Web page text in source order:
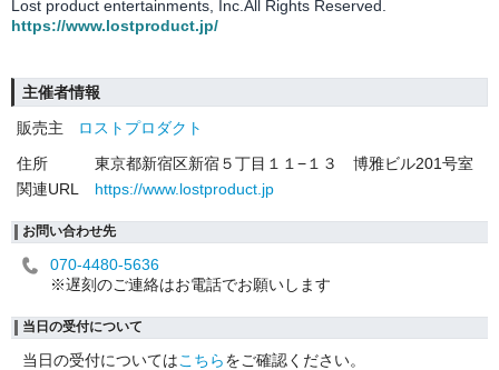
Lost product entertainments, Inc.All Rights Reserved.
https://www.lostproduct.jp/
主催者情報
販売主
ロストプロダクト
住所
東京都新宿区新宿５丁目１１−１３ 博雅ビル201号室
関連URL
https://www.lostproduct.jp
お問い合わせ先
070-4480-5636
※遅刻のご連絡はお電話でお願いします
当日の受付について
当日の受付についてはこちらをご確認ください。